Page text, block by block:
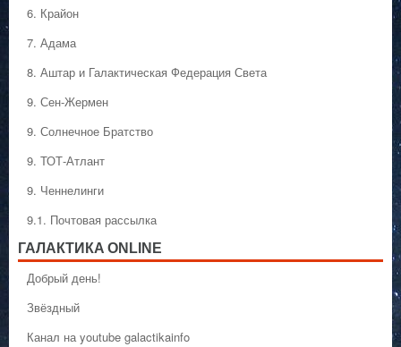
6. Крайон
7. Адама
8. Аштар и Галактическая Федерация Света
9. Сен-Жермен
9. Солнечное Братство
9. ТОТ-Атлант
9. Ченнелинги
9.1. Почтовая рассылка
ГАЛАКТИКA ONLINE
Добрый день!
Звёздный
Канал на youtube galactikainfo